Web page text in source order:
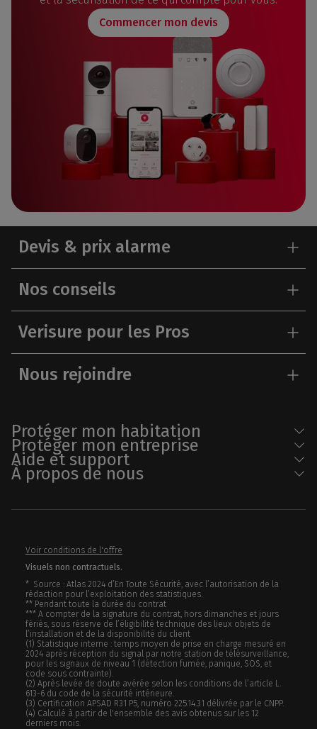
Commencer mon devis
Devis & prix alarme
Nos conseils
Verisure pour les Pros
Nous rejoindre
Protéger mon habitation
Protéger mon entreprise
Aide et support
À propos de nous
Voir conditions de l'offre
Visuels non contractuels.
* Source : Atlas 2024 d’En Toute Sécurité, avec l’autorisation de la
rédaction pour l’exploitation des statistiques.
** Pendant toute la durée du contrat
*** A compter de la signature du contrat, hors dimanches et jours
fériés, sous réserve de l’éligibilité technique des lieux objets de
l’installation et de la disponibilité du client
(1) Statistique interne : temps moyen de prise en charge mesuré en
2024 après réception du signal par notre station de télésurveillance,
pour les signaux de niveau 1 (détection fumée, panique, SOS, et
code sous contrainte).
(2) Après levée de doute avérée selon les conditions de l’article L.
613-6 du code de la sécurité intérieure.
(3) Certification APSAD R31 P5, numéro 225.14.31 délivrée par le CNPP.
(4) Calculé à partir de l'ensemble des avis obtenus sur les 12
derniers mois.